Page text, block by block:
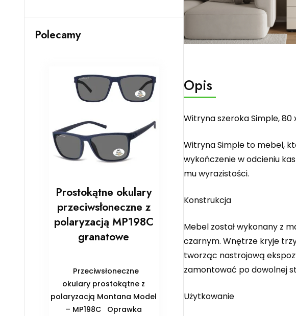
Opis
Witryna szeroka Simple, 80
Witryna Simple to mebel,
wykończenie w odcieniu
mu wyrazistości.
Konstrukcja
Mebel został wykonany z
czarnym. Wnętrze kryje
tworząc nastrojową
zamontować po dowolnej
Użytkowanie
Polecamy
Prostokątne okulary
przeciwsłoneczne z
polaryzacją MP198C
granatowe
Przeciwsłoneczne
okulary prostokątne z
polaryzacją Montana Model
– MP198C Oprawka